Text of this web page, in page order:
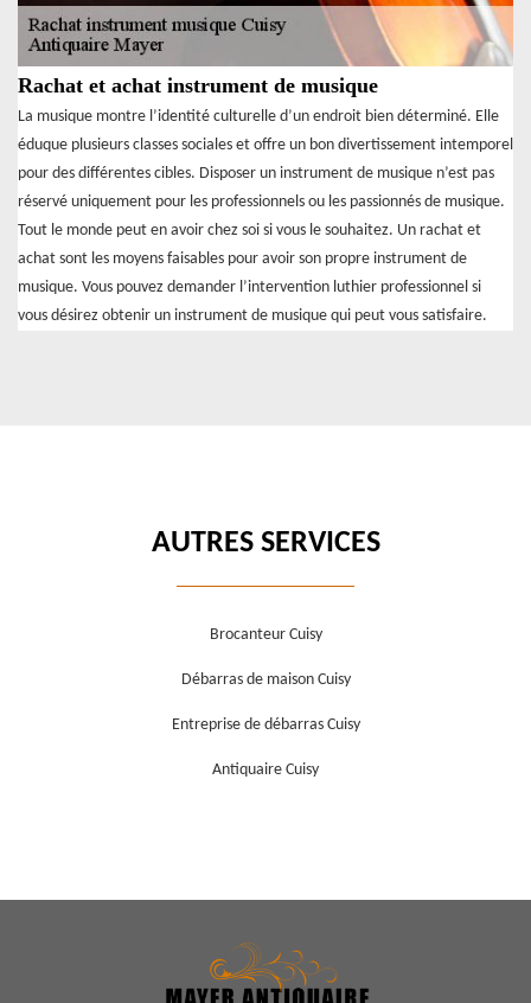
Rachat et achat instrument de musique
La musique montre l’identité culturelle d’un endroit bien déterminé. Elle
éduque plusieurs classes sociales et offre un bon divertissement intemporel
pour des différentes cibles. Disposer un instrument de musique n’est pas
réservé uniquement pour les professionnels ou les passionnés de musique.
Tout le monde peut en avoir chez soi si vous le souhaitez. Un rachat et
achat sont les moyens faisables pour avoir son propre instrument de
musique. Vous pouvez demander l’intervention luthier professionnel si
vous désirez obtenir un instrument de musique qui peut vous satisfaire.
AUTRES SERVICES
Brocanteur Cuisy
Débarras de maison Cuisy
Entreprise de débarras Cuisy
Antiquaire Cuisy